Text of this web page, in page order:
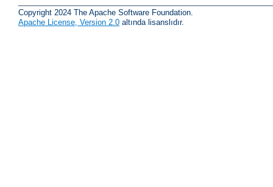
Copyright 2024 The Apache Software Foundation.
Apache License, Version 2.0 altında lisanslıdır.